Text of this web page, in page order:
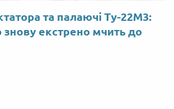
та палаючі Ту-22М3:
екстрено мчить до